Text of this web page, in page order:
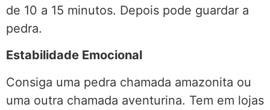
de 10 a 15 minutos. Depois pode guardar a
pedra.
Estabilidade Emocional
Consiga uma pedra chamada amazonita ou
uma outra chamada aventurina. Tem em lojas